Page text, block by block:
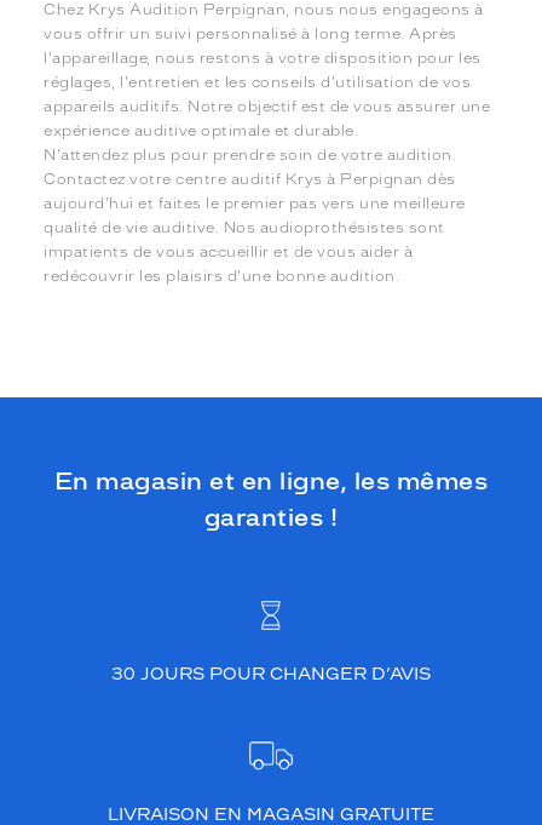
Chez Krys Audition Perpignan, nous nous engageons à
vous offrir un suivi personnalisé à long terme. Après
l'appareillage, nous restons à votre disposition pour les
réglages, l'entretien et les conseils d'utilisation de vos
appareils auditifs. Notre objectif est de vous assurer une
expérience auditive optimale et durable.
N'attendez plus pour prendre soin de votre audition.
Contactez votre centre auditif Krys à Perpignan dès
aujourd'hui et faites le premier pas vers une meilleure
qualité de vie auditive. Nos audioprothésistes sont
impatients de vous accueillir et de vous aider à
redécouvrir les plaisirs d'une bonne audition.
En magasin et en ligne, les mêmes
garanties !
30 JOURS POUR CHANGER D’AVIS
LIVRAISON EN MAGASIN GRATUITE